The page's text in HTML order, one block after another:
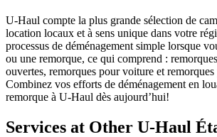
U-Haul compte la plus grande sélection de
location locaux et à sens unique dans votre
processus de déménagement simple lorsque
ou une remorque, ce qui comprend :
ouvertes, remorques pour voiture et
Combinez vos efforts de déménagement en
remorque à U-Haul dès aujourd’hui!
Services at Other U-Haul